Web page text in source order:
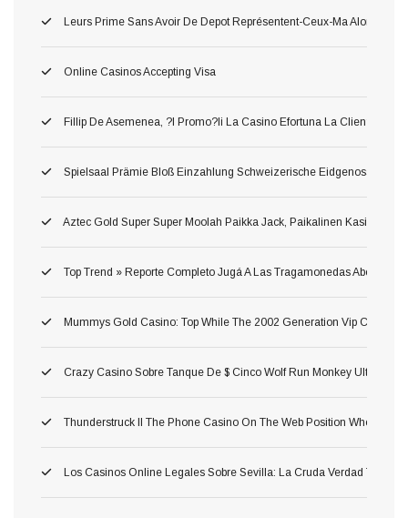
Leurs Prime Sans Avoir De Depot Représentent-Ceux-Ma Alors Pour
Online Casinos Accepting Visa
Fillip De Asemenea, ?i Promo?ii La Casino Efortuna La Clien?ii Ane
Spielsaal Prämie Bloß Einzahlung Schweizerische
Aztec Gold Super Super Moolah Paikka Jack, Paikalinen
Top Trend » Reporte Completo Jugá A Las Tragamonedas Abertura
Mummys Gold Casino: Top While The 2002 Generation Vip Casino
Crazy Casino Sobre Tanque De $ Cinco Wolf Run Monkey Ultra Hot
Thunderstruck II The Phone Casino On The Web Position Where
Los Casinos Online Legales Sobre Sevilla: La Cruda Verdad